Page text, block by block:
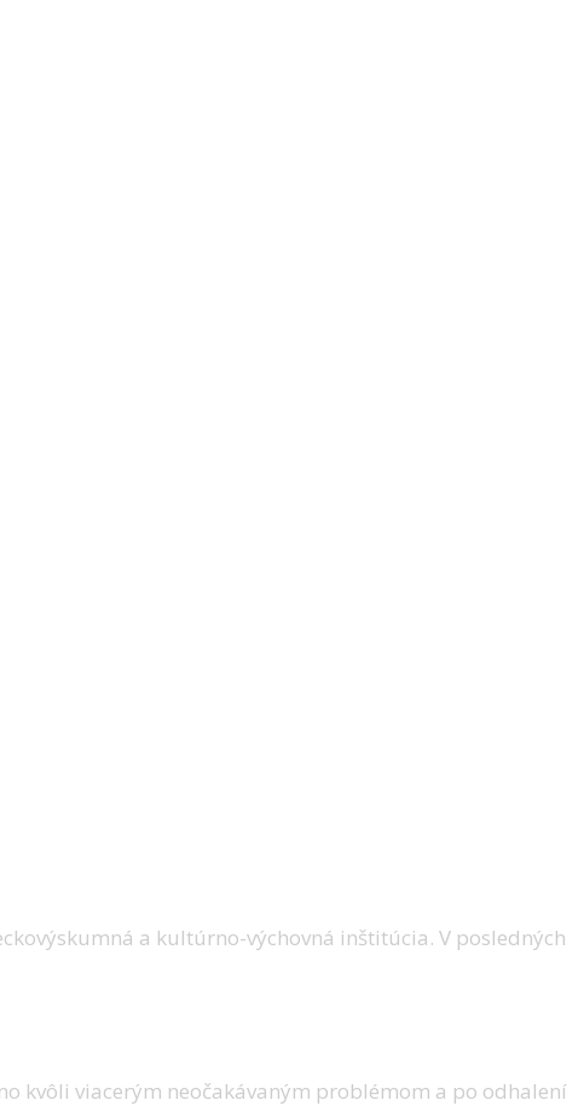
a kultúrno-výchovná inštitúcia. V posledných
kvôli viacerým neočakávaným problémom a po odhalení